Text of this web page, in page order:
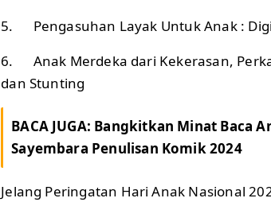
5. Pengasuhan Layak Untuk Anak :
6. Anak Merdeka dari Kekerasan,
dan Stunting
BACA JUGA: Bangkitkan Minat Baca
Sayembara Penulisan Komik 2024
Jelang Peringatan Hari Anak Nasional